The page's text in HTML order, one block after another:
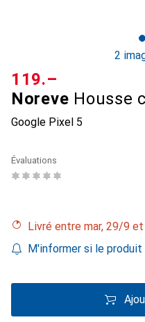
2
Noreve Housse
Google Pixel 5
CHF
119.–
Évaluations
Livré entre mar, 29/9
M'informer si le